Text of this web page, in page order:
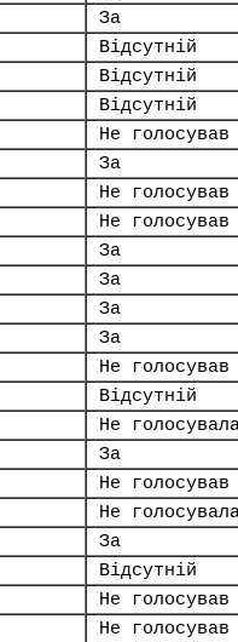
За
Відсутній
Відсутній
Відсутній
Не голосував
За
Не голосував
Не голосував
За
За
За
За
Не голосував
Відсутній
Не
За
Не голосував
Не
За
Відсутній
Не голосував
Не голосував